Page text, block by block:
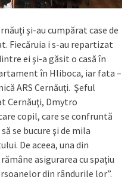
şi-au cumpărat case de
Fiecăruia i s-au repartizat
ei şi-a găsit o casă în
în Hliboca, iar fata –
ARS Cernăuţi. Şeful
Cernăuţi, Dmytro
copil, care se confruntă
se bucure şi de mila
De aceea, una din
asigurarea cu spaţiu
din rândurile lor”.